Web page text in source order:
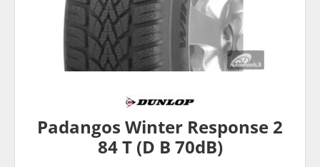
Padangos Winter Response 2
84 T (D B 70dB)